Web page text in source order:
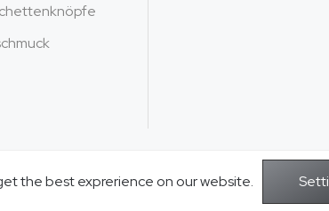
Copyright © 2026Jusnova Jewelry - Alle
the best exprerience on our website.